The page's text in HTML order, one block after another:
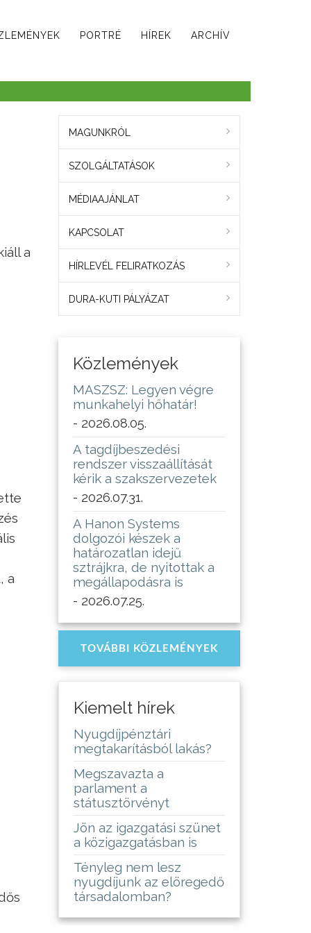
PORTRÉ HÍREK ARCHÍV
a
a
MAGUNKRÓL
SZOLGÁLTATÁSOK
MÉDIAAJÁNLAT
KAPCSOLAT
HÍRLEVÉL FELIRATKOZÁS
DURA-KUTI PÁLYÁZAT
Közlemények
MASZSZ: Legyen végre
munkahelyi hőhatár!
- 2026.08.05.
A tagdíjbeszedési
rendszer visszaállítását
kérik a szakszervezetek
- 2026.07.31.
A Hanon Systems
dolgozói készek a
határozatlan idejű
sztrájkra, de nyitottak a
megállapodásra is
- 2026.07.25.
TOVÁBBI KÖZLEMÉNYEK
Kiemelt hírek
Nyugdíjpénztári
megtakarításból lakás?
Megszavazta a
parlament a
státusztörvényt
Jön az igazgatási szünet
a közigazgatásban is
Tényleg nem lesz
nyugdíjunk az elöregedő
társadalomban?